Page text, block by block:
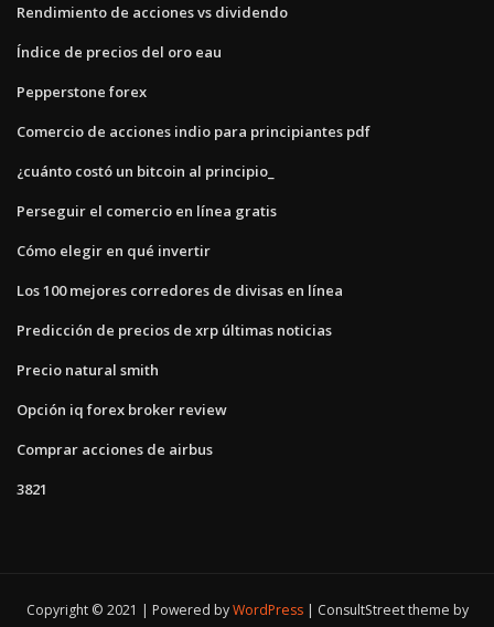
Rendimiento de acciones vs dividendo
Índice de precios del oro eau
Pepperstone forex
Comercio de acciones indio para principiantes pdf
¿cuánto costó un bitcoin al principio_
Perseguir el comercio en línea gratis
Cómo elegir en qué invertir
Los 100 mejores corredores de divisas en línea
Predicción de precios de xrp últimas noticias
Precio natural smith
Opción iq forex broker review
Comprar acciones de airbus
3821
Copyright © 2021 | Powered byWordPress
ConsultStreet theme by